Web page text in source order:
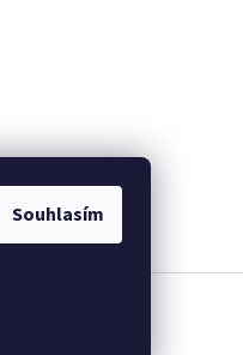
Souhlasím